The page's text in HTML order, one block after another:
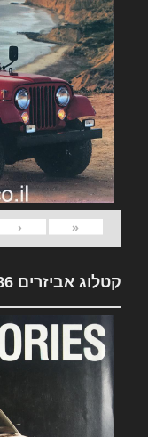
«
‹
קטלוג אביזרים Jeep 1986